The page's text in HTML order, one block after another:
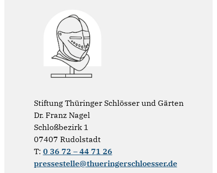
Stiftung Thüringer Schlösser und Gärten
Dr. Franz Nagel
Schloßbezirk 1
07407 Rudolstadt
T: 0 36 72 – 44 71 26
pressestelle@thueringerschloesser.de